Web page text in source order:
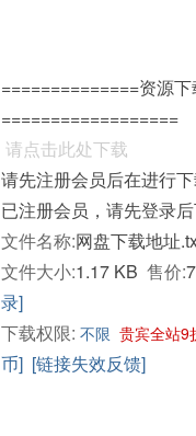
==============资源
==================
请点击此处下载
请先注册会员后在进行
已注册会员，请先登录
文件名称:网盘下载地址
文件大小:1.17 KB 售价:
录]
下载权限: 不限 贵宾全站9
币] [链接失效反馈]